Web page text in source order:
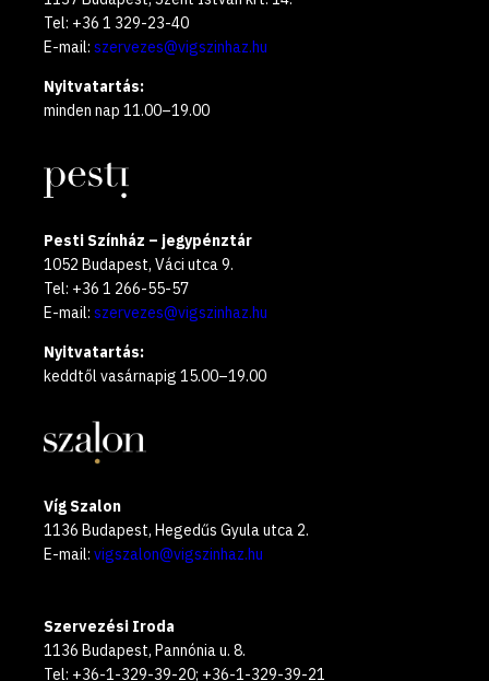
Tel: +36 1 329-23-40
E-mail: szervezes@vigszinhaz.hu
Nyitvatartás:
minden nap 11.00–19.00
Pesti Színház – jegypénztár
1052 Budapest, Váci utca 9.
Tel: +36 1 266-55-57
E-mail: szervezes@vigszinhaz.hu
Nyitvatartás:
keddtől vasárnapig 15.00–19.00
Víg Szalon
1136 Budapest, Hegedűs Gyula utca 2.
E-mail: vigszalon@vigszinhaz.hu
Szervezési Iroda
1136 Budapest, Pannónia u. 8.
Tel: +36-1-329-39-20; +36-1-329-39-21